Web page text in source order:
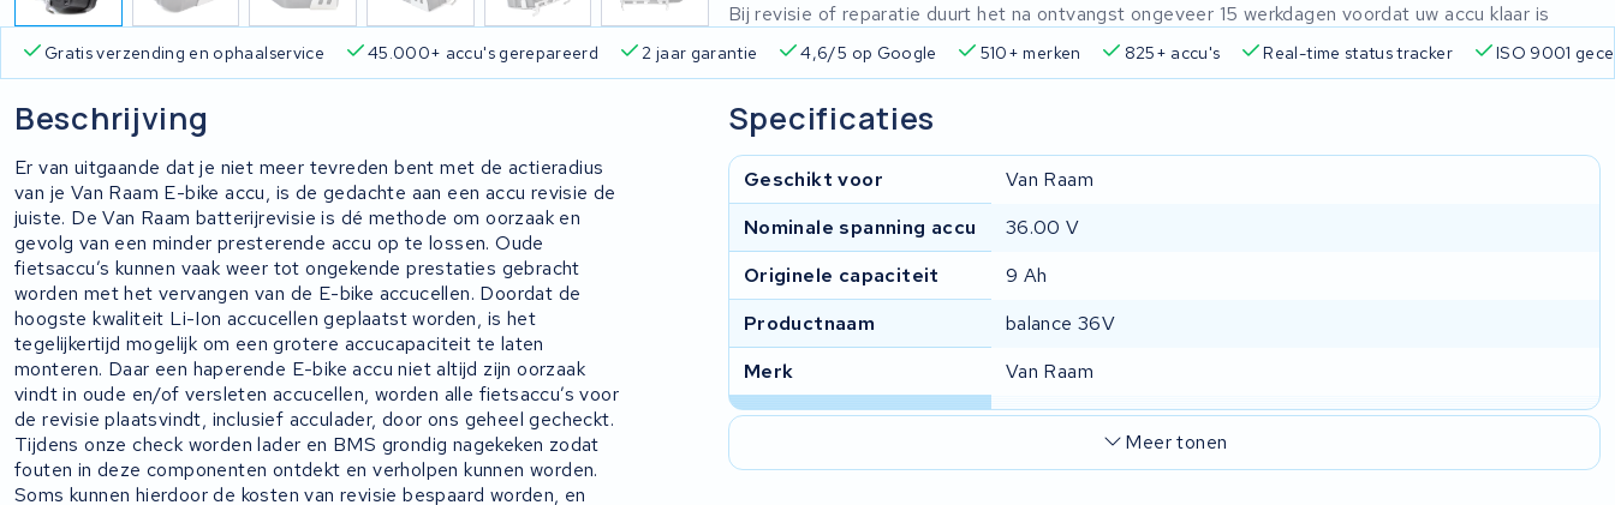
Bij revisie of reparatie duurt het na ontvangst ongeveer 15 werkdagen voordat uw accu klaar is
Gratis verzending en ophaalservice 45.000+ accu's gerepareerd 2 jaar garantie 4,6/5 op Google 510+ merken 825+ accu's Real-time status tracker ISO 9001
Beschrijving
Er van uitgaande dat je niet meer tevreden bent met de actieradius
van je Van Raam E-bike accu, is de gedachte aan een accu revisie de
juiste. De Van Raam batterijrevisie is dé methode om oorzaak en
gevolg van een minder presterende accu op te lossen. Oude
fietsaccu’s kunnen vaak weer tot ongekende prestaties gebracht
worden met het vervangen van de E-bike accucellen. Doordat de
hoogste kwaliteit Li-Ion accucellen geplaatst worden, is het
tegelijkertijd mogelijk om een grotere accucapaciteit te laten
monteren. Daar een haperende E-bike accu niet altijd zijn oorzaak
vindt in oude en/of versleten accucellen, worden alle fietsaccu’s voor
de revisie plaatsvindt, inclusief acculader, door ons geheel gecheckt.
Tijdens onze check worden lader en BMS grondig nagekeken zodat
fouten in deze componenten ontdekt en verholpen kunnen worden.
Soms kunnen hierdoor de kosten van revisie bespaard worden, en
Specificaties
Geschikt voor
Van Raam
Nominale spanning accu
36.00 V
Originele capaciteit
9 Ah
Productnaam
balance 36V
Merk
Van Raam
Meer tonen